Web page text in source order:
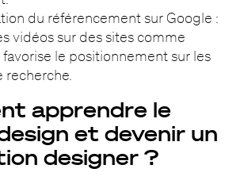
du référencement sur Google :
vidéos sur des sites comme
favorise le positionnement sur les
recherche.
apprendre le
et devenir un
designer ?